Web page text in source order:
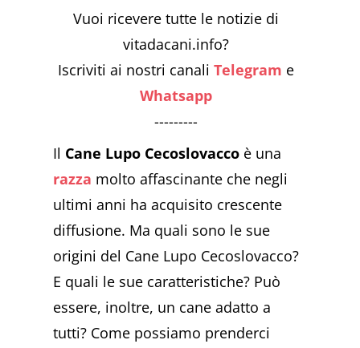
Vuoi ricevere tutte le notizie di
vitadacani.info?
Iscriviti ai nostri canaliTelegram e
Whatsapp
---------
Il Cane Lupo Cecoslovacco è una
razza molto affascinante che negli
ultimi anni ha acquisito crescente
diffusione. Ma quali sono le sue
origini del Cane Lupo Cecoslovacco?
E quali le sue caratteristiche? Può
essere, inoltre, un cane adatto a
tutti? Come possiamo prenderci